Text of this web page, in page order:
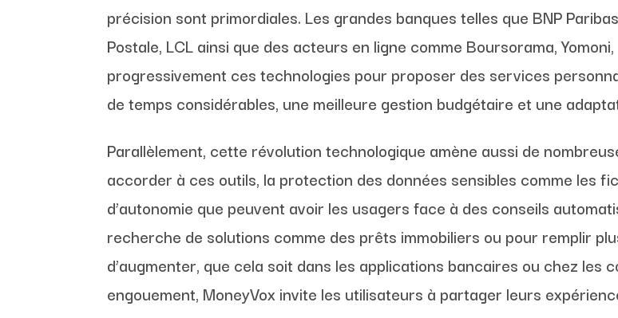
précision sont primordiales. Les grandes banques telles que BNP
Postale, LCL ainsi que des acteurs en ligne comme Boursorama,
progressivement ces technologies pour proposer des services
de temps considérables, une meilleure gestion budgétaire et une
Parallèlement, cette révolution technologique amène aussi de
accorder à ces outils, la protection des données sensibles comme les
d’autonomie que peuvent avoir les usagers face à des conseils
recherche de solutions comme des prêts immobiliers ou pour remplir
d’augmenter, que cela soit dans les applications bancaires ou chez les
engouement, MoneyVox invite les utilisateurs à partager leurs